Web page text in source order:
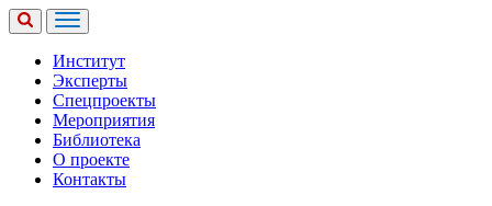
Институт
Эксперты
Спецпроекты
Мероприятия
Библиотека
О проекте
Контакты